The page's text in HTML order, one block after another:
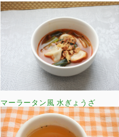
マーラータン風 水ぎょうざ